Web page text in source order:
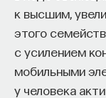
к высшим,
этого
с усилением
мобильными
у человека
позицию,
не объем
самой